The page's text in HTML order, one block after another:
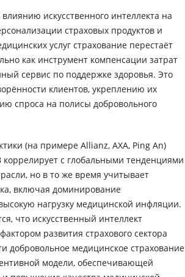
искусственного интеллекта на
страховых продуктов и
услуг страхование перестаёт
как инструмент компенсации затрат
сервис по поддержке здоровья. Это
клиентов, укреплению их
спроса на полисы добровольного
(на примере Allianz, AXA, Ping An)
с глобальными тенденциями
но в то же время учитывает
включая доминирование
нагрузку медицинской инфляции.
что искусственный интеллект
развития страхового сектора
добровольное медицинское страхование
модели, обеспечивающей